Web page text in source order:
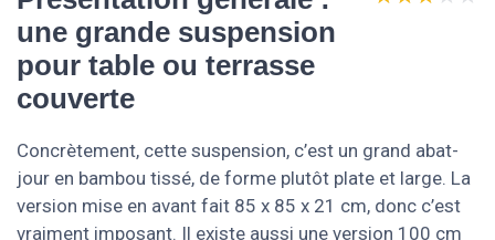
une grande suspension
pour table ou terrasse
couverte
Concrètement, cette suspension, c’est un grand abat-
jour en bambou tissé, de forme plutôt plate et large. La
version mise en avant fait 85 x 85 x 21 cm, donc c’est
vraiment imposant. Il existe aussi une version 100 cm